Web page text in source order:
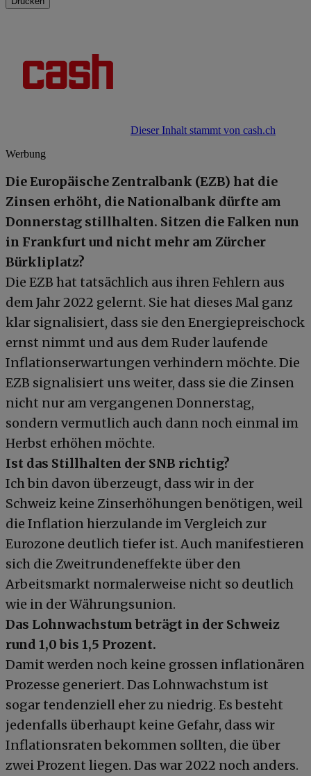
Dieser Inhalt stammt von cash.ch
Werbung
Die Europäische Zentralbank (EZB) hat die
Zinsen erhöht, die Nationalbank dürfte am
Donnerstag stillhalten. Sitzen die Falken nun
in Frankfurt und nicht mehr am Zürcher
Bürkliplatz?
Die EZB hat tatsächlich aus ihren Fehlern aus
dem Jahr 2022 gelernt. Sie hat dieses Mal ganz
klar signalisiert, dass sie den Energiepreischock
ernst nimmt und aus dem Ruder laufende
Inflationserwartungen verhindern möchte. Die
EZB signalisiert uns weiter, dass sie die Zinsen
nicht nur am vergangenen Donnerstag,
sondern vermutlich auch dann noch einmal im
Herbst erhöhen möchte.
Ist das Stillhalten der SNB richtig?
Ich bin davon überzeugt, dass wir in der
Schweiz keine Zinserhöhungen benötigen, weil
die Inflation hierzulande im Vergleich zur
Eurozone deutlich tiefer ist. Auch manifestieren
sich die Zweitrundeneffekte über den
Arbeitsmarkt normalerweise nicht so deutlich
wie in der Währungsunion.
Das Lohnwachstum beträgt in der Schweiz
rund 1,0 bis 1,5 Prozent.
Damit werden noch keine grossen inflationären
Prozesse generiert. Das Lohnwachstum ist
sogar tendenziell eher zu niedrig. Es besteht
jedenfalls überhaupt keine Gefahr, dass wir
Inflationsraten bekommen sollten, die über
zwei Prozent liegen. Das war 2022 noch anders.